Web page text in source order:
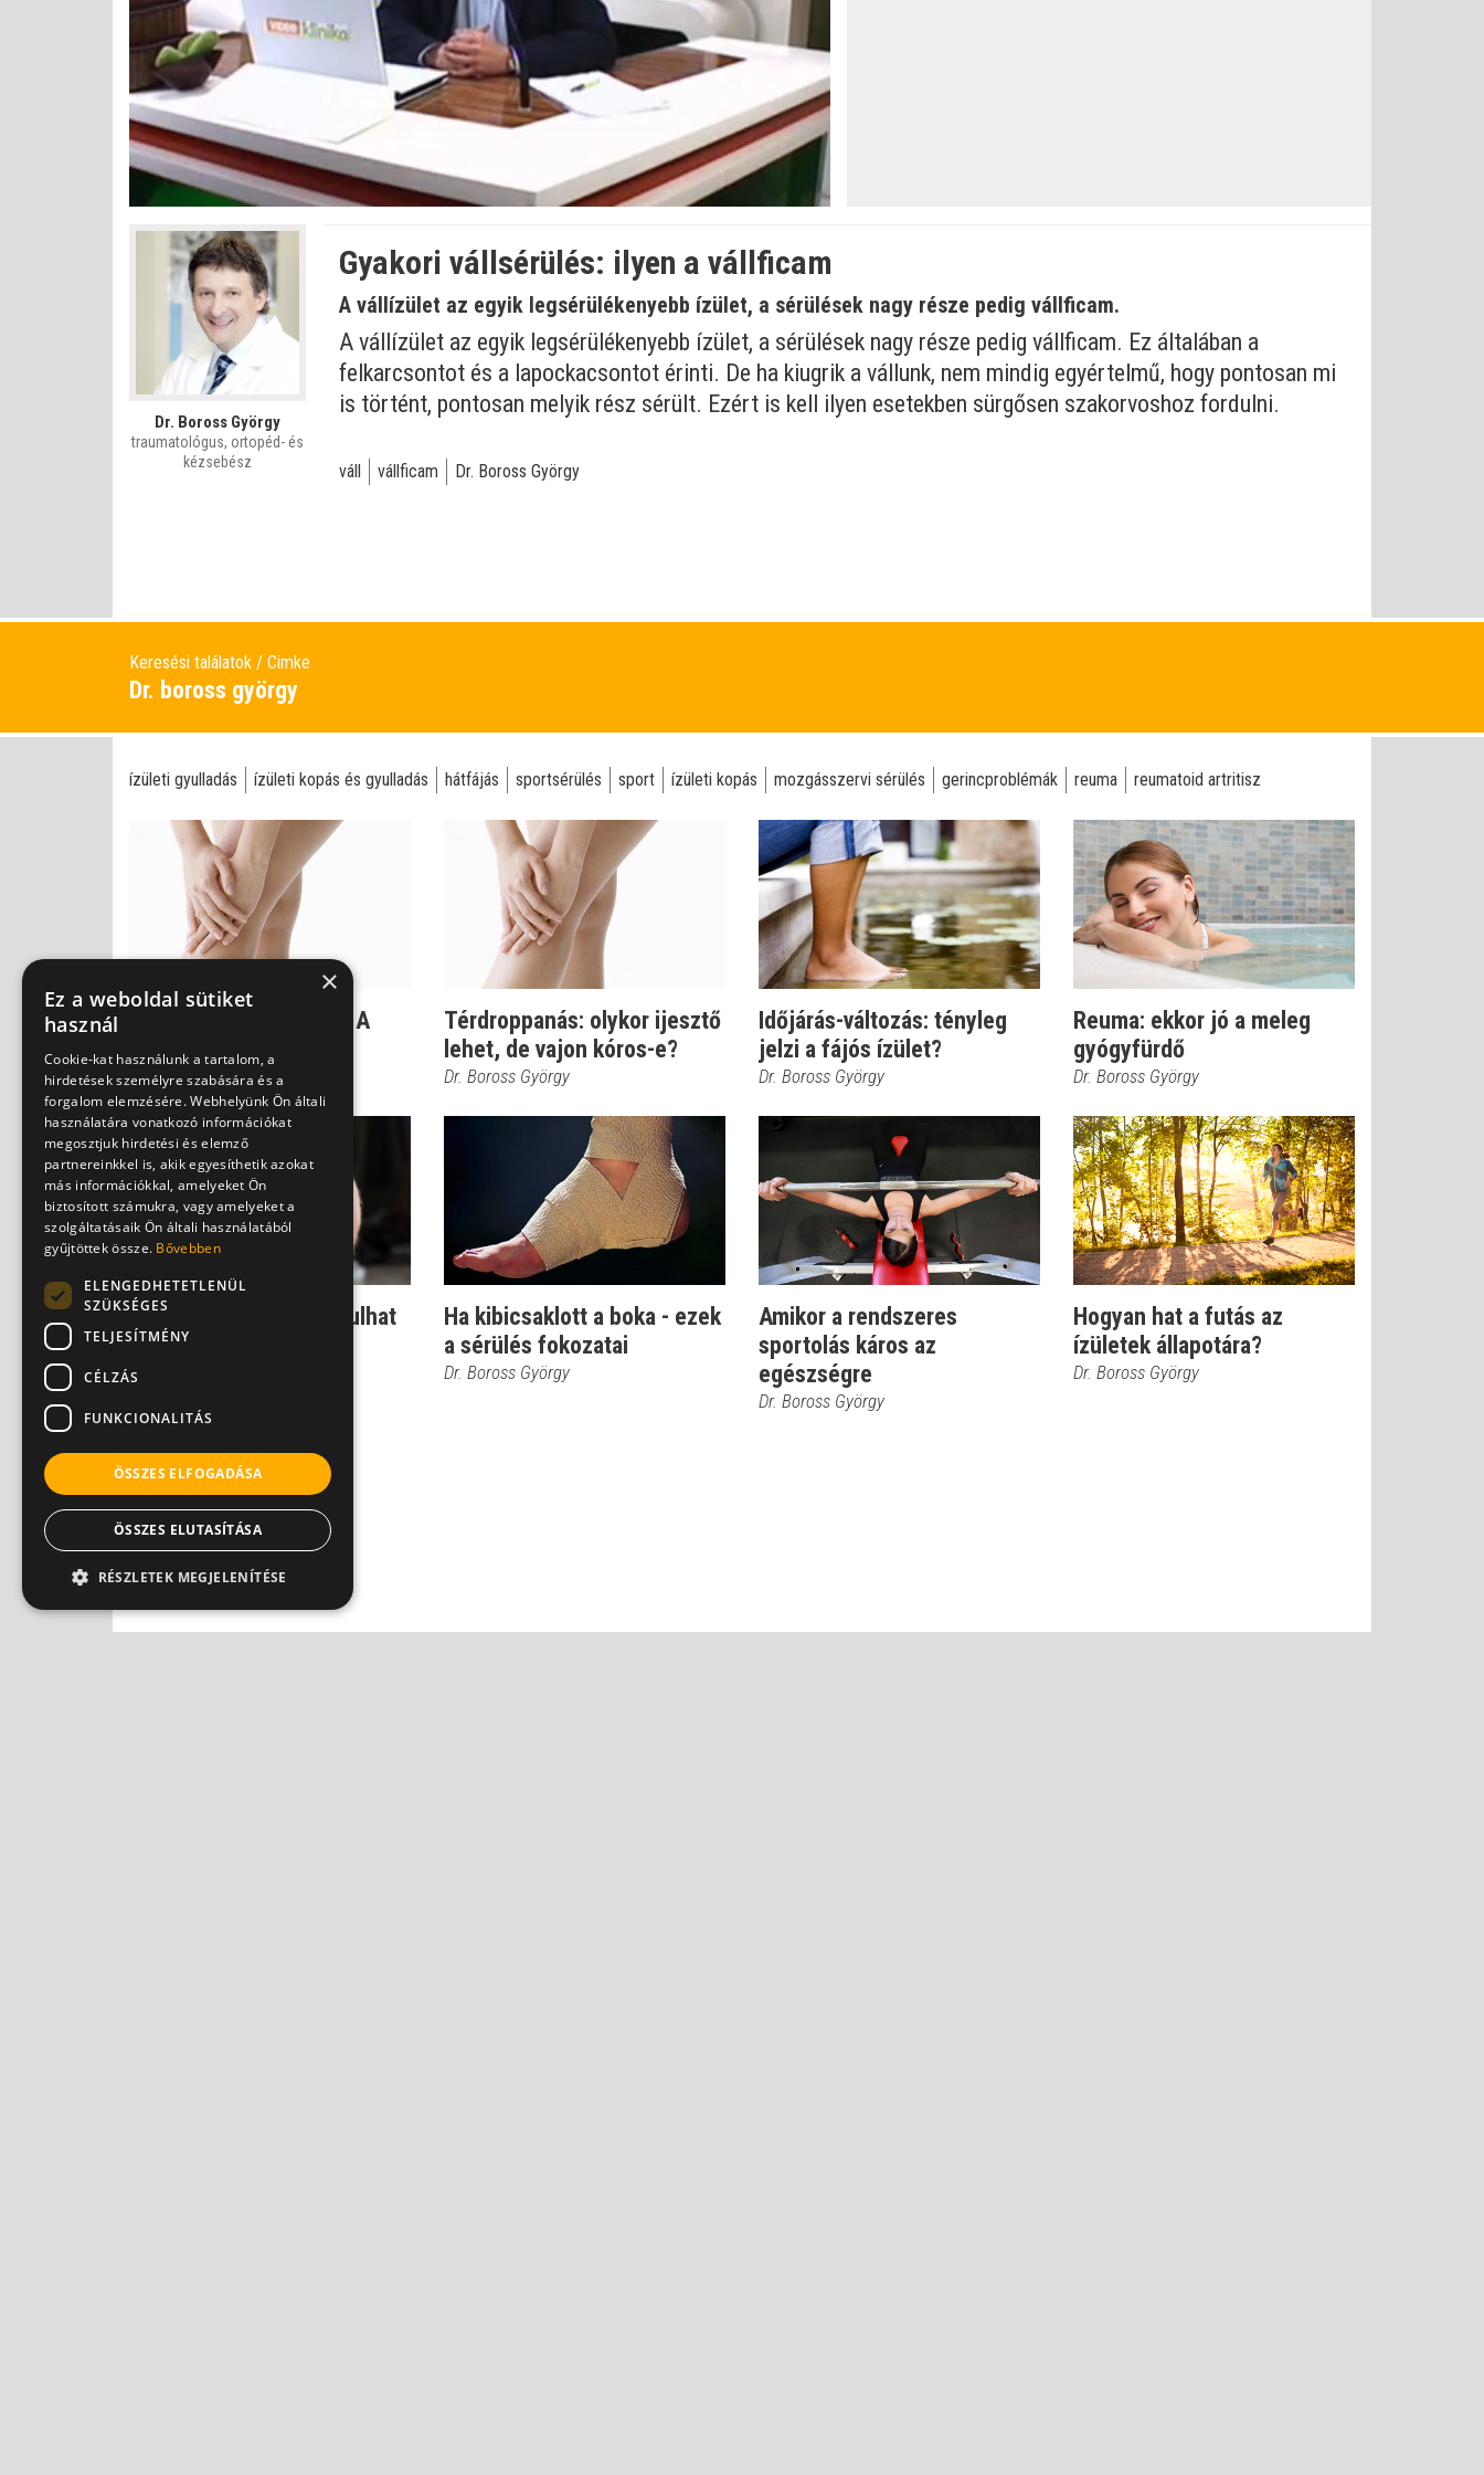
Némítás
kikapcsolva
Betöltve:
0%
Állapot:
0%
Dr. Boross György
traumatológus, ortopéd- és
kézsebész
Gyakori vállsérülés: ilyen a vállficam
A vállízület az egyik legsérülékenyebb ízület, a sérülések nagy része pedig vállficam.
A vállízület az egyik legsérülékenyebb ízület, a sérülések nagy része pedig vállficam. Ez általában a
felkarcsontot és a lapockacsontot érinti. De ha kiugrik a vállunk, nem mindig egyértelmű, hogy pontosan mi
is történt, pontosan melyik rész sérült. Ezért is kell ilyen esetekben sürgősen szakorvoshoz fordulni.
váll vállficam Dr. Boross György
Keresési találatok Cimke
Dr. boross györgy
ízületi gyulladás ízületi kopás és gyulladás hátfájás sportsérülés sport ízületi kopás mozgásszervi sérülés gerincproblémák reuma reumatoid artritisz
Mozgásszervi sérülés? A
jegelés segíthet!
Dr. Boross György
Térdroppanás: olykor ijesztő
lehet, de vajon kóros-e?
Dr. Boross György
Időjárás-változás: tényleg
jelzi a fájós ízület?
Dr. Boross György
Reuma: ekkor jó a meleg
gyógyfürdő
Dr. Boross György
Mennyi idő alatt gyógyulhat
a zúzódás?
Dr. Boross György
Ha kibicsaklott a boka - ezek
a sérülés fokozatai
Dr. Boross György
Amikor a rendszeres
sportolás káros az
egészségre
Dr. Boross György
Hogyan hat a futás az
ízületek állapotára?
Dr. Boross György
×
Ez a weboldal sütiket
használ
Cookie-kat használunk a tartalom, a
hirdetések személyre szabására és a
forgalom elemzésére. Webhelyünk Ön általi
használatára vonatkozó információkat
megosztjuk hirdetési és elemző
partnereinkkel is, akik egyesíthetik azokat
más információkkal, amelyeket Ön
biztosított számukra, vagy amelyeket a
szolgáltatásaik Ön általi használatából
gyűjtöttek össze. Bővebben
ELENGEDHETETLENÜL
SZÜKSÉGES
TELJESÍTMÉNY
CÉLZÁS
FUNKCIONALITÁS
ÖSSZES ELFOGADÁSA
ÖSSZES ELUTASÍTÁSA
RÉSZLETEK MEGJELENÍTÉSE